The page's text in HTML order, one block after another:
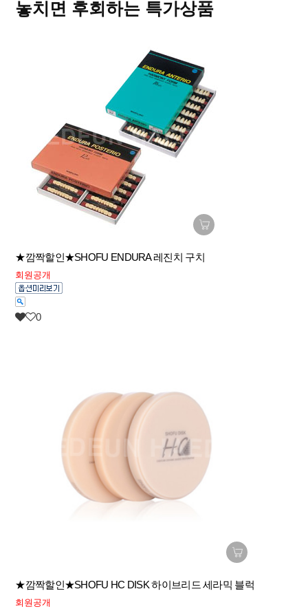
놓치면 후회하는 특가상품
★깜짝할인★SHOFU ENDURA 레진치 구치
회원공개
0
★깜짝할인★SHOFU HC DISK 하이브리드 세라믹 블럭
회원공개